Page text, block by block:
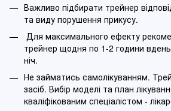
Важливо підбирати трейнер
та виду порушення прикусу.
Для максимального ефекту
трейнер щодня по 1-2 години
ніч.
Не займатись самолікуванням.
засіб. Вибір моделі та план
кваліфікованим спеціалістом -